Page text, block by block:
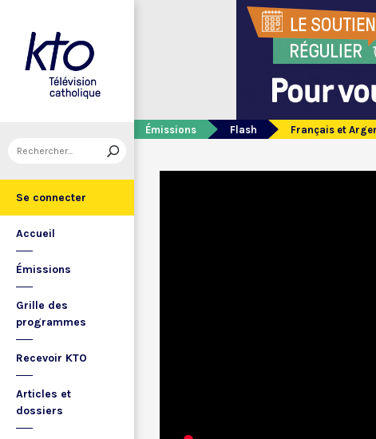
Se connecter
Accueil
Émissions
Grille des
programmes
Recevoir KTO
Articles et
dossiers
Émissions Flash Français et